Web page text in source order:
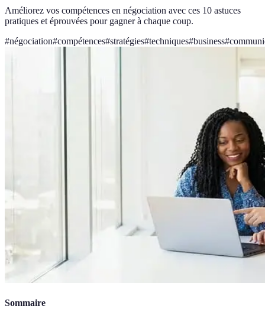
Améliorez vos compétences en négociation avec ces 10 astuces
pratiques et éprouvées pour gagner à chaque coup.
#négociation#compétences#stratégies#techniques#business#
Sommaire